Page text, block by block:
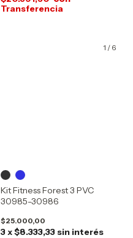
1 / 6
Kit Fitness Forest 3 PVC
30985-30986
$25.000,00
3 x$8.333,33 sin interés